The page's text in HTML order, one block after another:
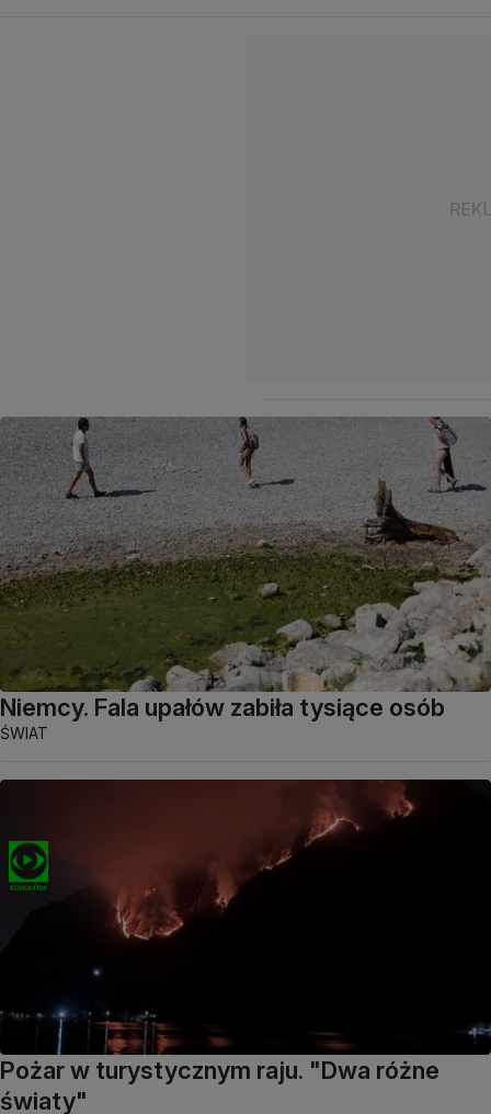
Niemcy. Fala upałów zabiła tysiące osób
ŚWIAT
Pożar w turystycznym raju. "Dwa różne
światy"